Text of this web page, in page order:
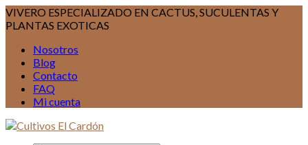
VIVERO ESPECIALIZADO EN CACTUS, SUCULENTAS Y
PLANTAS EXOTICAS
Nosotros
Blog
Contacto
FAQ
Mi cuenta